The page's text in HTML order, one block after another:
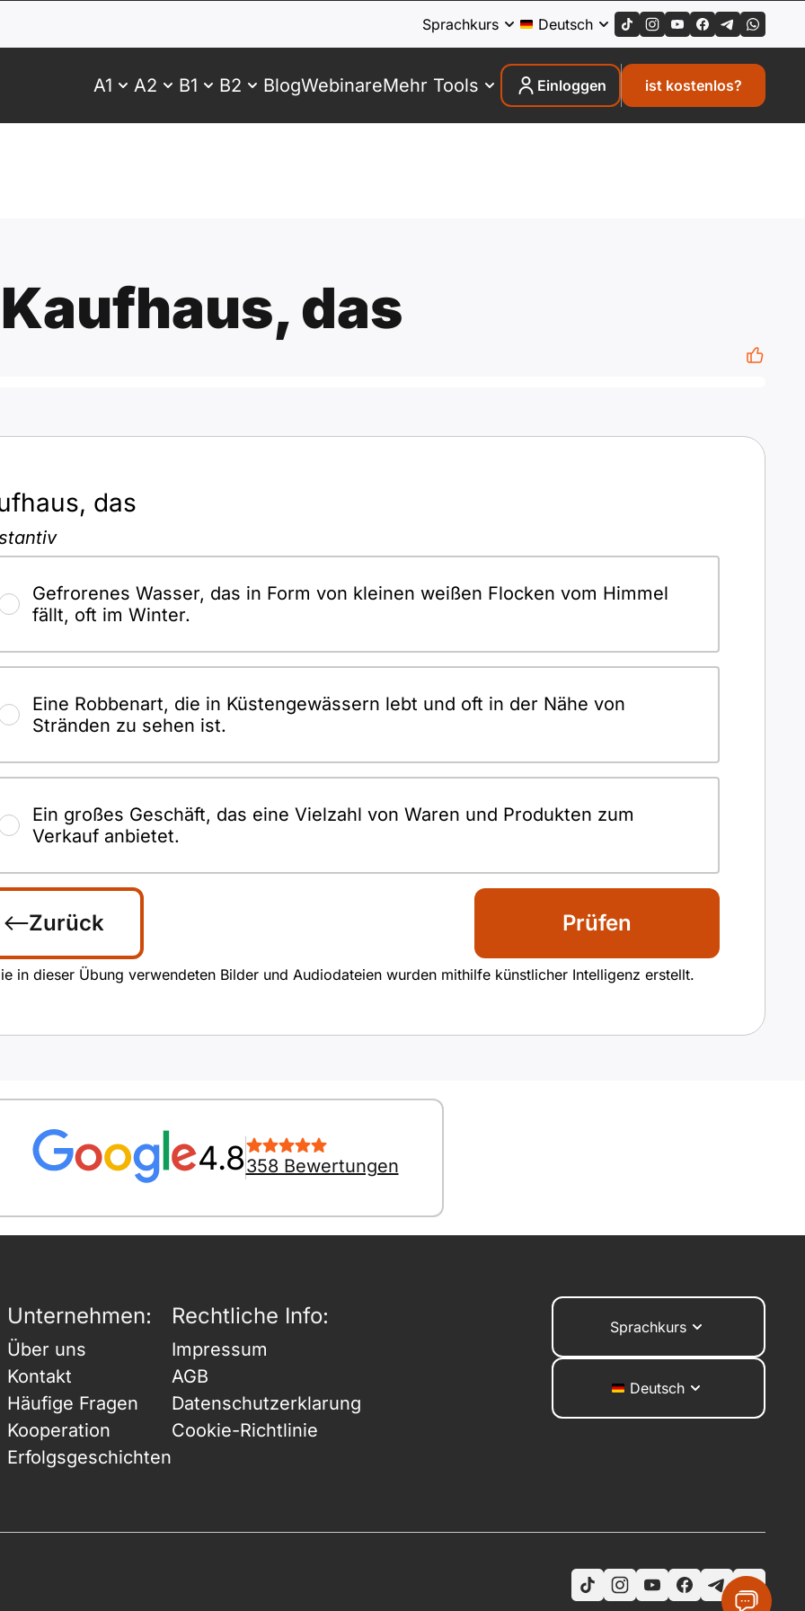
Sprachkurs Deutsch
A1 A2 B1 B2 BlogWebinareMehr Tools Einloggen ist kostenlos?
Kaufhaus, das
das
Gefrorenes Wasser, das in Form von kleinen weißen Flocken vom Himmel
fällt, oft im Winter.
Eine Robbenart, die in Küstengewässern lebt und oft in der Nähe von
Stränden zu sehen ist.
Ein großes Geschäft, das eine Vielzahl von Waren und Produkten zum
Verkauf anbietet.
Zurück Prüfen
in dieser Übung verwendeten Bilder und Audiodateien wurden mithilfe künstlicher Intelligenz erstellt.
4.8358 Bewertungen
Unternehmen:
Über uns
Kontakt
Häufige Fragen
Kooperation
Erfolgsgeschichten
Rechtliche Info:
Impressum
AGB
Datenschutzerklarung
Cookie-Richtlinie
Sprachkurs
Deutsch